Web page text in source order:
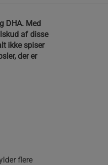
DHA. Med
af disse
ikke spiser
der er
flere